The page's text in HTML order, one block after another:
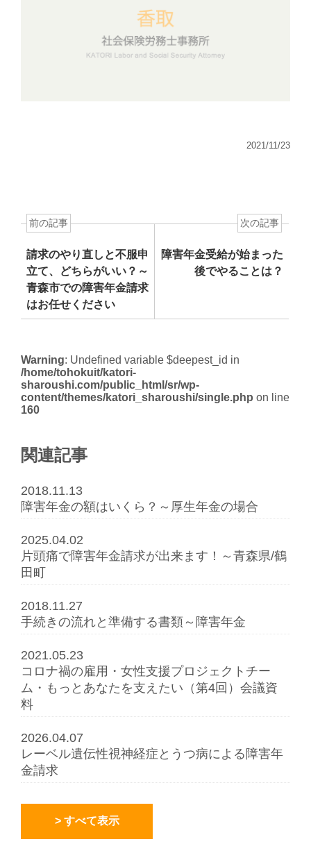
2021/11/23
前の記事
請求のやり直しと不服申
立て、どちらがいい？～
青森市での障害年金請求
はお任せください
次の記事
障害年金受給が始まった
後でやることは？
Warning: Undefined variable $deepest_id in
/home/tohokuit/katori-
sharoushi.com/public_html/sr/wp-
content/themes/katori_sharoushi/single.php on line
160
関連記事
2018.11.13
障害年金の額はいくら？～厚生年金の場合
2025.04.02
片頭痛で障害年金請求が出来ます！～青森県/鶴
田町
2018.11.27
手続きの流れと準備する書類～障害年金
2021.05.23
コロナ禍の雇用・女性支援プロジェクトチー
ム・もっとあなたを支えたい（第4回）会議資
料
2026.04.07
レーベル遺伝性視神経症とうつ病による障害年
金請求
> すべて表示